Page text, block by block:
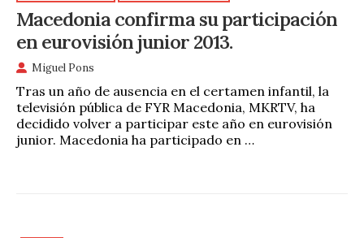
Macedonia confirma su participación
en eurovisión junior 2013.
Miguel Pons
Tras un año de ausencia en el certamen infantil, la
televisión pública de FYR Macedonia, MKRTV, ha
decidido volver a participar este año en eurovisión
junior. Macedonia ha participado en …